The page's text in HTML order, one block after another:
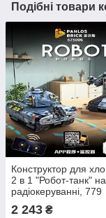
Подібні товари
Конструктор для
2 в 1 "Робот-танк" на
радіокеруванні, 779
2 243 ₴